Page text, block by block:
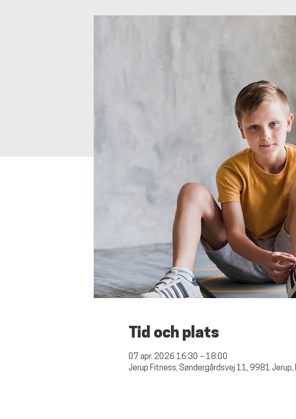
Tid och plats
07 apr. 2026 16:30 – 18:00
Jerup Fitness, Søndergårdsvej 11, 9981 Jerup,